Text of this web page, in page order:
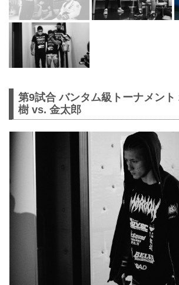
第9試合 バンタム級トーナメン
樹 vs. 金太郎